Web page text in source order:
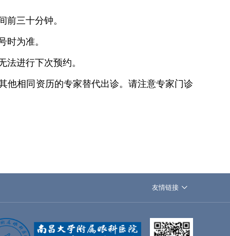
三十分钟。
时为准。
进行下次预约。
他相同资历的专家替代出诊。请注意专家门诊
友情链接 